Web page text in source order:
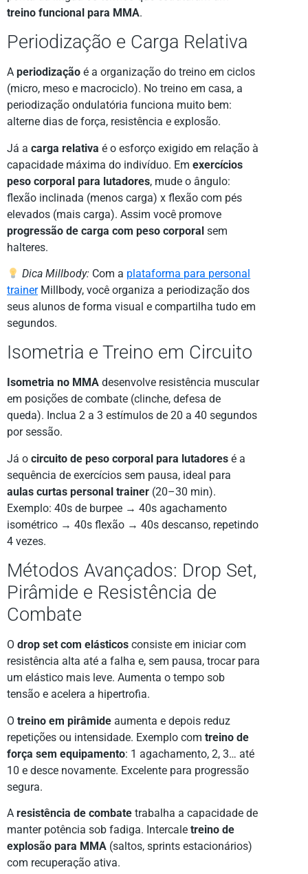
treino funcional para MMA.
Periodização e Carga Relativa
A periodização é a organização do treino em ciclos
(micro, meso e macrociclo). No treino em casa, a
periodização ondulatória funciona muito bem:
alterne dias de força, resistência e explosão.
Já a carga relativa é o esforço exigido em relação à
capacidade máxima do indivíduo. Em exercícios
peso corporal para lutadores, mude o ângulo:
flexão inclinada (menos carga) x flexão com pés
elevados (mais carga). Assim você promove
progressão de carga com peso corporal sem
halteres.
Dica Millbody: Com a plataforma para personal
trainerMillbody, você organiza a periodização dos
seus alunos de forma visual e compartilha tudo em
segundos.
Isometria e Treino em Circuito
Isometria no MMA desenvolve resistência muscular
em posições de combate (clinche, defesa de
queda). Inclua 2 a 3 estímulos de 20 a 40 segundos
por sessão.
Já o circuito de peso corporal para lutadores é a
sequência de exercícios sem pausa, ideal para
aulas curtas personal trainer (20–30 min).
Exemplo: 40s de burpee → 40s agachamento
isométrico → 40s flexão → 40s descanso, repetindo
4 vezes.
Métodos Avançados: Drop Set,
Pirâmide e Resistência de
Combate
O drop set com elásticos consiste em iniciar com
resistência alta até a falha e, sem pausa, trocar para
um elástico mais leve. Aumenta o tempo sob
tensão e acelera a hipertrofia.
O treino em pirâmide aumenta e depois reduz
repetições ou intensidade. Exemplo com treino de
força sem equipamento: 1 agachamento, 2, 3… até
10 e desce novamente. Excelente para progressão
segura.
A resistência de combate trabalha a capacidade de
manter potência sob fadiga. Intercale treino de
explosão para MMA (saltos, sprints estacionários)
com recuperação ativa.